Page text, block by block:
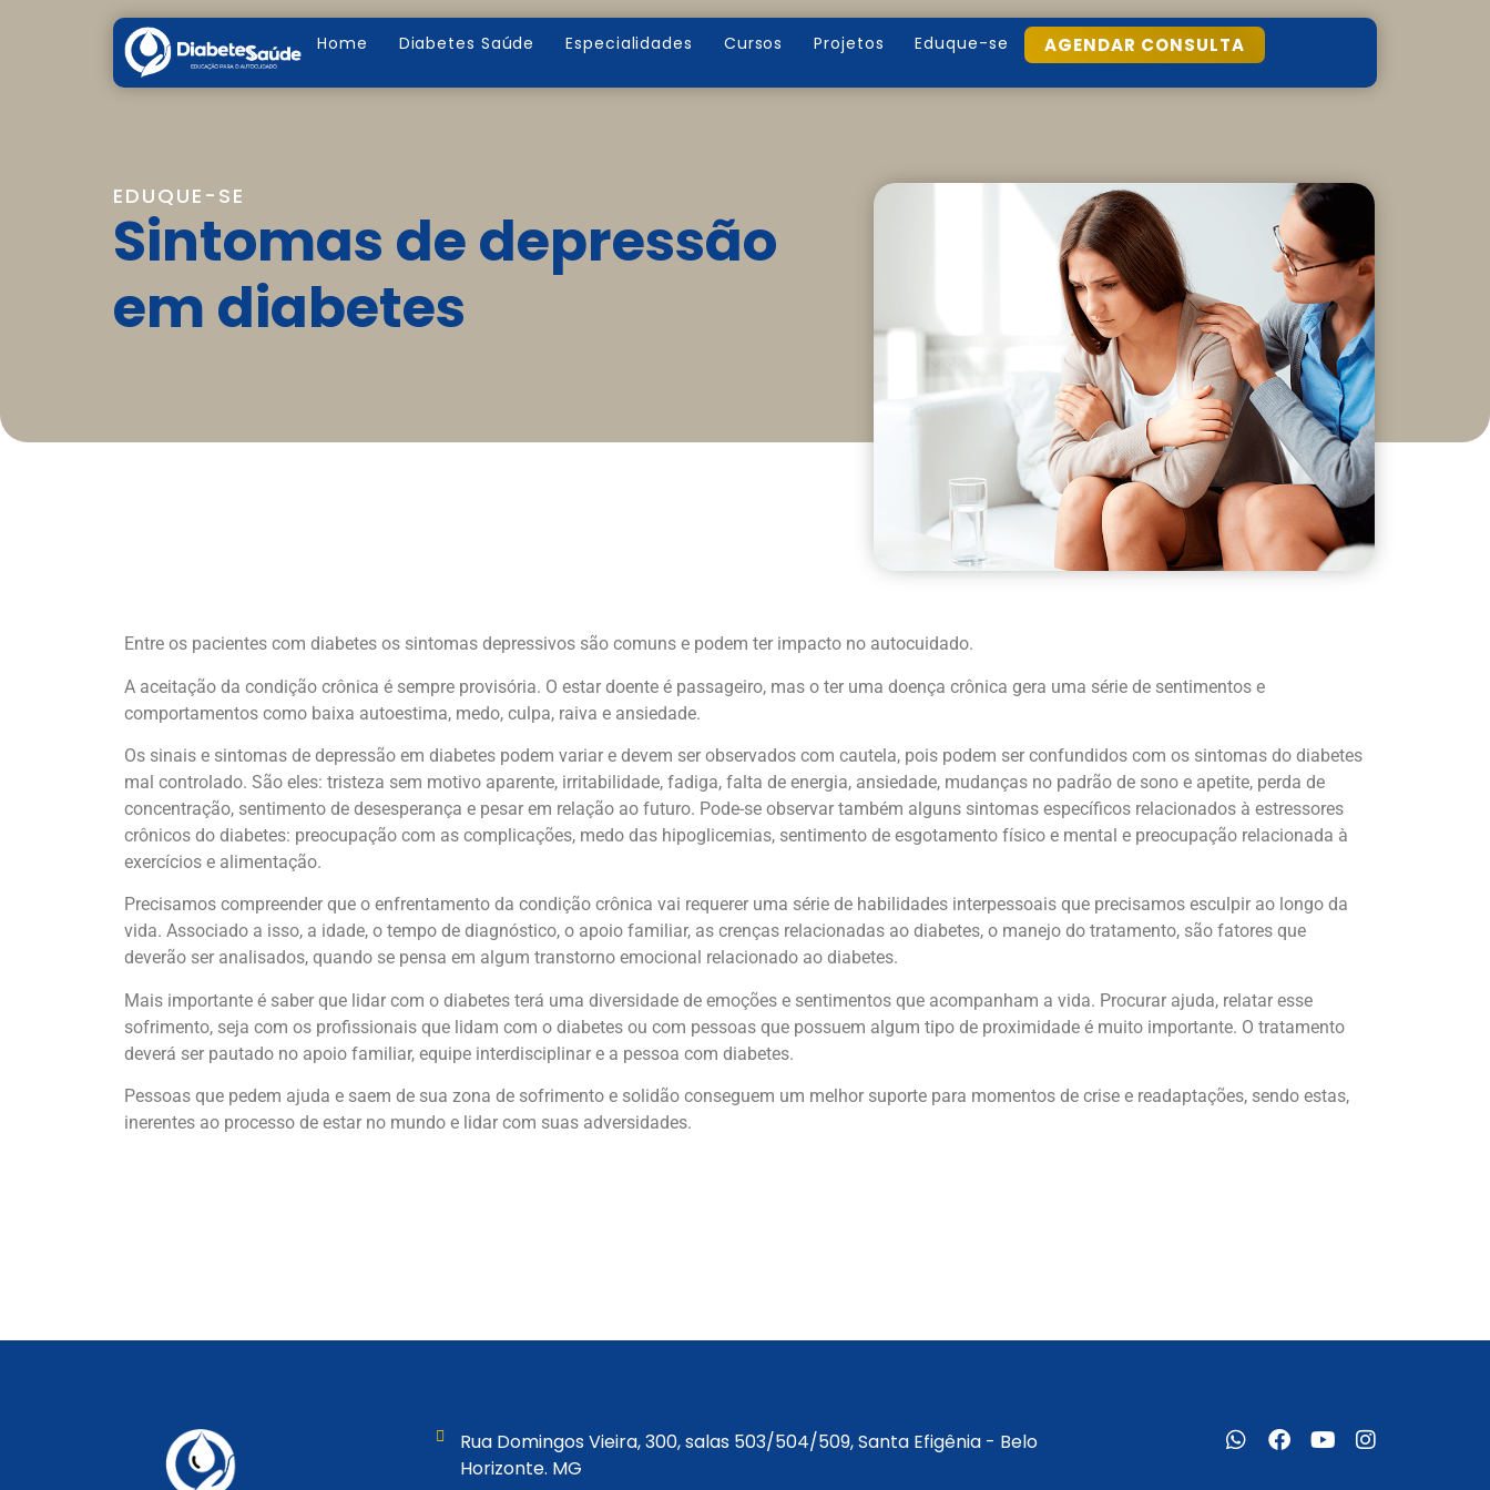
Home Diabetes Saúde Especialidades Cursos Projetos Eduque-se AGENDAR CONSULTA
EDUQUE-SE
Sintomas de depressão
em diabetes
Entre os pacientes com diabetes os sintomas depressivos são comuns e podem ter impacto no autocuidado.
A aceitação da condição crônica é sempre provisória. O estar doente é passageiro, mas o ter uma doença crônica gera uma série de sentimentos e
comportamentos como baixa autoestima, medo, culpa, raiva e ansiedade.
Os sinais e sintomas de depressão em diabetes podem variar e devem ser observados com cautela, pois podem ser confundidos com os sintomas do diabetes
mal controlado. São eles: tristeza sem motivo aparente, irritabilidade, fadiga, falta de energia, ansiedade, mudanças no padrão de sono e apetite, perda de
concentração, sentimento de desesperança e pesar em relação ao futuro. Pode-se observar também alguns sintomas específicos relacionados à estressores
crônicos do diabetes: preocupação com as complicações, medo das hipoglicemias, sentimento de esgotamento físico e mental e preocupação relacionada à
exercícios e alimentação.
Precisamos compreender que o enfrentamento da condição crônica vai requerer uma série de habilidades interpessoais que precisamos esculpir ao longo da
vida. Associado a isso, a idade, o tempo de diagnóstico, o apoio familiar, as crenças relacionadas ao diabetes, o manejo do tratamento, são fatores que
deverão ser analisados, quando se pensa em algum transtorno emocional relacionado ao diabetes.
Mais importante é saber que lidar com o diabetes terá uma diversidade de emoções e sentimentos que acompanham a vida. Procurar ajuda, relatar esse
sofrimento, seja com os profissionais que lidam com o diabetes ou com pessoas que possuem algum tipo de proximidade é muito importante. O tratamento
deverá ser pautado no apoio familiar, equipe interdisciplinar e a pessoa com diabetes.
Pessoas que pedem ajuda e saem de sua zona de sofrimento e solidão conseguem um melhor suporte para momentos de crise e readaptações, sendo estas,
inerentes ao processo de estar no mundo e lidar com suas adversidades.
Rua Domingos Vieira, 300, salas 503/504/509, Santa Efigênia - Belo
Horizonte. MG